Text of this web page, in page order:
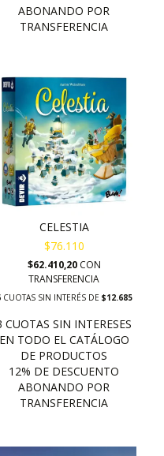
CELESTIA
$76.110
$62.410,20 CON
TRANSFERENCIA
CUOTAS SIN INTERÉS DE $12.685